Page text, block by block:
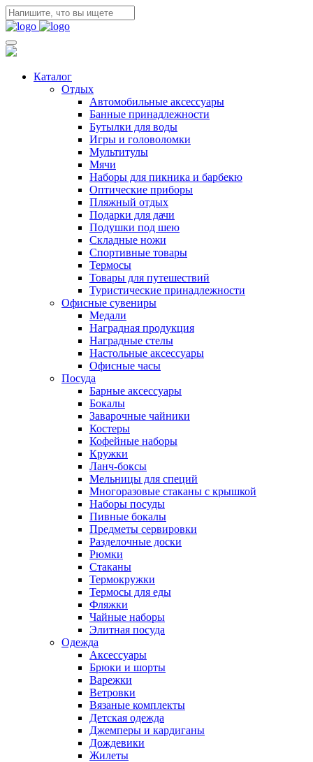
Каталог
Отдых
Автомобильные аксессуары
Банные принадлежности
Бутылки для воды
Игры и головоломки
Мультитулы
Мячи
Наборы для пикника и барбекю
Оптические приборы
Пляжный отдых
Подарки для дачи
Подушки под шею
Складные ножи
Спортивные товары
Термосы
Товары для путешествий
Туристические принадлежности
Офисные сувениры
Медали
Наградная продукция
Наградные стелы
Настольные аксессуары
Офисные часы
Посуда
Барные аксессуары
Бокалы
Заварочные чайники
Костеры
Кофейные наборы
Кружки
Ланч-боксы
Мельницы для специй
Многоразовые стаканы с крышкой
Наборы посуды
Пивные бокалы
Предметы сервировки
Разделочные доски
Рюмки
Стаканы
Термокружки
Термосы для еды
Фляжки
Чайные наборы
Элитная посуда
Одежда
Аксессуары
Брюки и шорты
Варежки
Ветровки
Вязаные комплекты
Детская одежда
Джемперы и кардиганы
Дождевики
Жилеты